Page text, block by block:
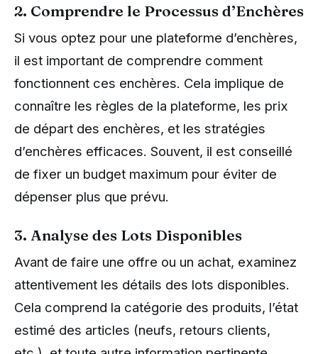
2. Comprendre le Processus d’Enchères
Si vous optez pour une plateforme d’enchères,
il est important de comprendre comment
fonctionnent ces enchères. Cela implique de
connaître les règles de la plateforme, les prix
de départ des enchères, et les stratégies
d’enchères efficaces. Souvent, il est conseillé
de fixer un budget maximum pour éviter de
dépenser plus que prévu.
3. Analyse des Lots Disponibles
Avant de faire une offre ou un achat, examinez
attentivement les détails des lots disponibles.
Cela comprend la catégorie des produits, l’état
estimé des articles (neufs, retours clients,